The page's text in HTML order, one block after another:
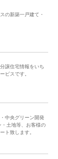
の新築一戸建て・
譲住宅情報をいち
ビスです。
中央グリーン開発
土地等、お客様の
ト致します。